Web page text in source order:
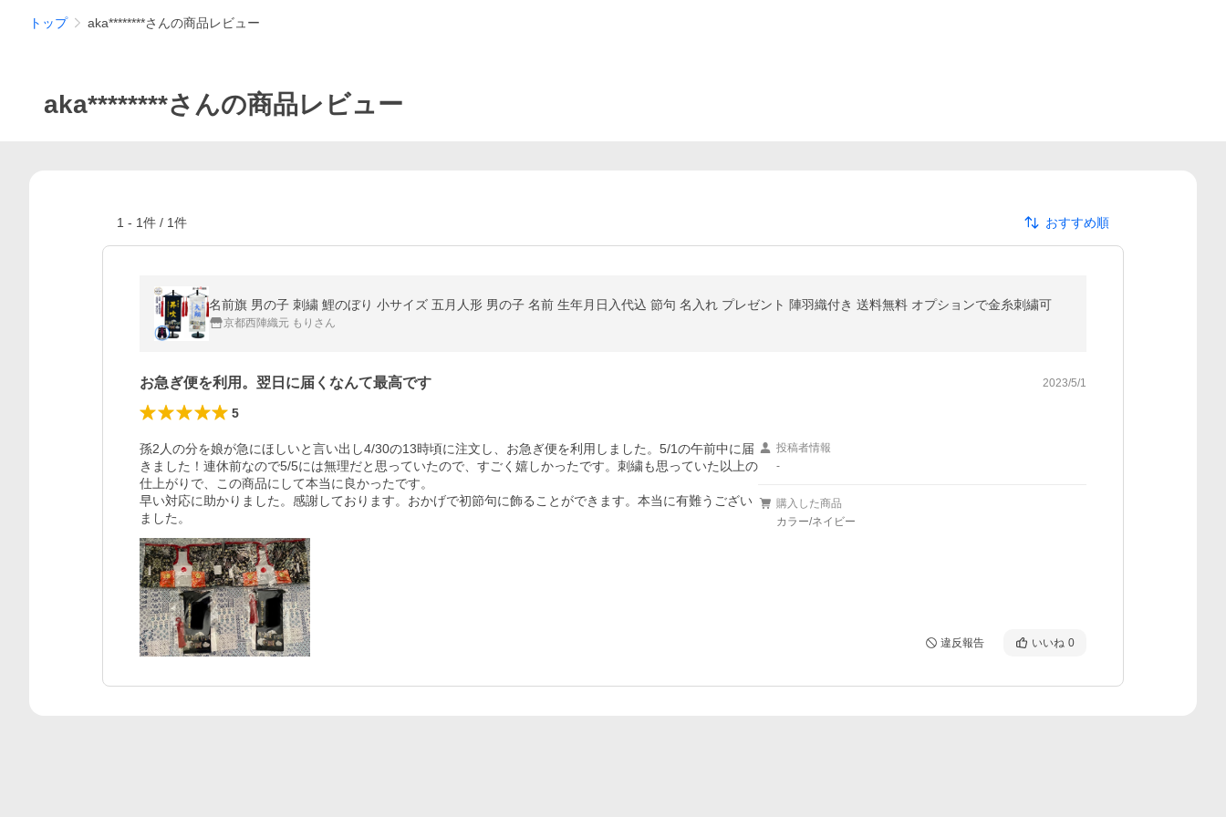
トップ aka********さんの商品レビュー
aka********さんの商品レビュー
1 - 1件 / 1件 おすすめ順
名前旗 男の子 刺繍 鯉のぼり 小サイズ 五月人形 男の子 名前 生年月日入代込 節句 名入れ プレゼント 陣羽織付き 送料無料 オプションで金糸刺繍可
京都西陣織元 もりさん
お急ぎ便を利用。翌日に届くなんて最高です 2023/5/1
5
孫2人の分を娘が急にほしいと言い出し4/30の13時頃に注文し、お急ぎ便を利用しました。5/1の午前中に届
きました！連休前なので5/5には無理だと思っていたので、すごく嬉しかったです。刺繍も思っていた以上の
仕上がりで、この商品にして本当に良かったです。
早い対応に助かりました。感謝しております。おかげで初節句に飾ることができます。本当に有難うござい
ました。
投稿者情報
-
購入した商品
カラー/ネイビー
違反報告 いいね 0